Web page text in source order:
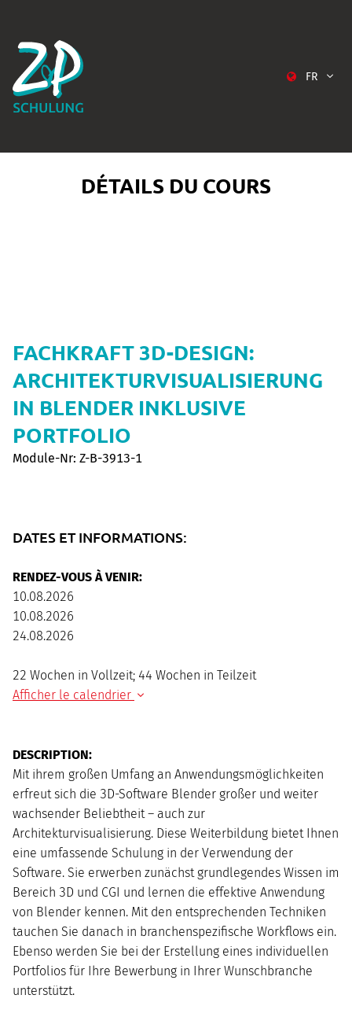
FR
DÉTAILS DU COURS
FACHKRAFT 3D-DESIGN:
ARCHITEKTURVISUALISIERUNG
IN BLENDER INKLUSIVE
PORTFOLIO
Module-Nr: Z-B-3913-1
DATES ET INFORMATIONS:
RENDEZ-VOUS À VENIR:
10.08.2026
10.08.2026
24.08.2026
22 Wochen in Vollzeit; 44 Wochen in Teilzeit
Afficher le calendrier
DESCRIPTION:
Mit ihrem großen Umfang an Anwendungsmöglichkeiten
erfreut sich die 3D-Software Blender großer und weiter
wachsender Beliebtheit – auch zur
Architekturvisualisierung. Diese Weiterbildung bietet Ihnen
eine umfassende Schulung in der Verwendung der
Software. Sie erwerben zunächst grundlegendes Wissen im
Bereich 3D und CGI und lernen die effektive Anwendung
von Blender kennen. Mit den entsprechenden Techniken
tauchen Sie danach in branchenspezifische Workflows ein.
Ebenso werden Sie bei der Erstellung eines individuellen
Portfolios für Ihre Bewerbung in Ihrer Wunschbranche
unterstützt.